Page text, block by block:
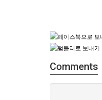
Comments